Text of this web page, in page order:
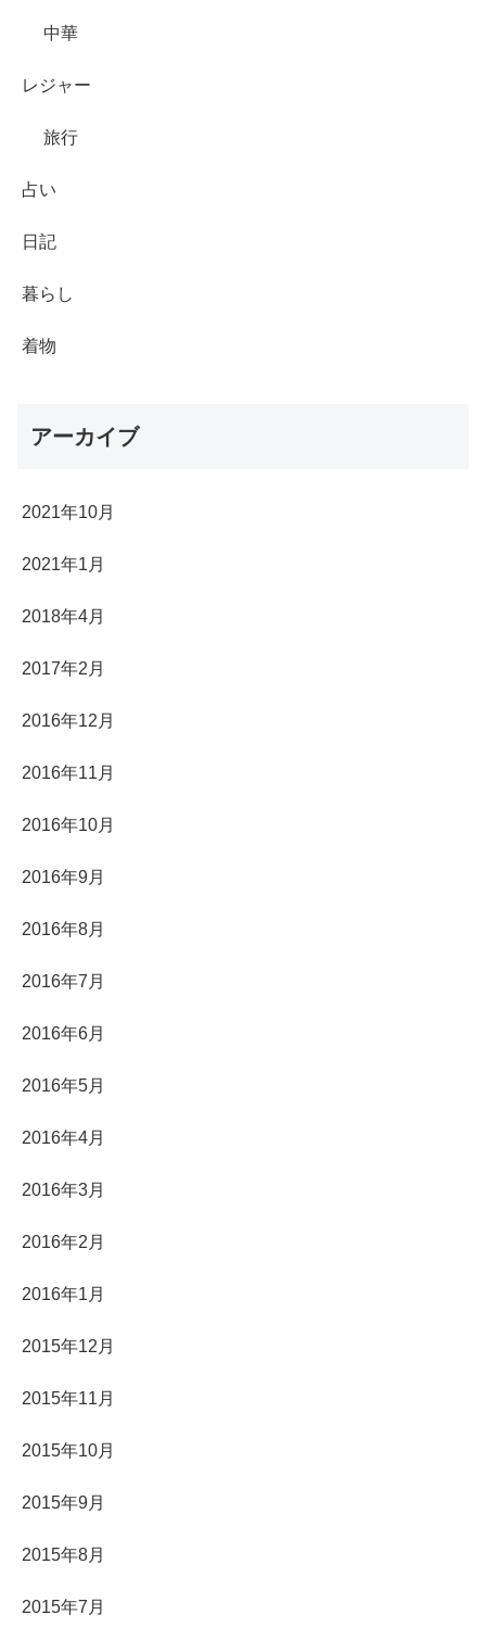
中華
レジャー
旅行
占い
日記
暮らし
着物
アーカイブ
2021年10月
2021年1月
2018年4月
2017年2月
2016年12月
2016年11月
2016年10月
2016年9月
2016年8月
2016年7月
2016年6月
2016年5月
2016年4月
2016年3月
2016年2月
2016年1月
2015年12月
2015年11月
2015年10月
2015年9月
2015年8月
2015年7月